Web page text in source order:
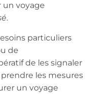
un voyage
.
particuliers
de
de les signaler
prendre les mesures
un voyage